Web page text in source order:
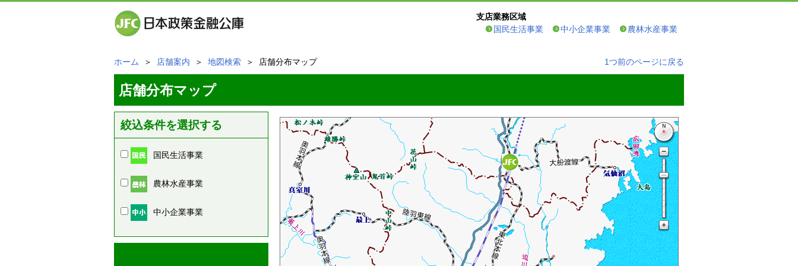
支店業務区域
国民生活事業
中小企業事業 農林水産事業
ホーム ＞ 店舗案内 ＞ 地図検索 ＞ 店舗分布マップ 1つ前のページに戻る
店舗分布マップ
絞込条件を選択する
国民生活事業
農林水産事業
中小企業事業